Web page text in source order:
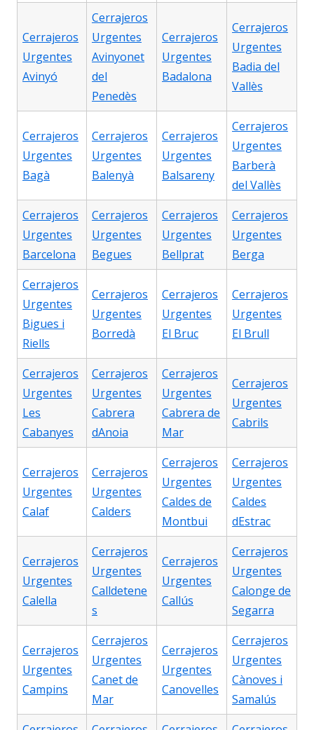
Cerrajeros
Urgentes
Avinyó
Cerrajeros
Urgentes
Avinyonet
del
Penedès
Cerrajeros
Urgentes
Badalona
Cerrajeros
Urgentes
Badia del
Vallès
Cerrajeros
Urgentes
Bagà
Cerrajeros
Urgentes
Balenyà
Cerrajeros
Urgentes
Balsareny
Cerrajeros
Urgentes
Barberà
del Vallès
Cerrajeros
Urgentes
Barcelona
Cerrajeros
Urgentes
Begues
Cerrajeros
Urgentes
Bellprat
Cerrajeros
Urgentes
Berga
Cerrajeros
Urgentes
Bigues i
Riells
Cerrajeros
Urgentes
Borredà
Cerrajeros
Urgentes
El Bruc
Cerrajeros
Urgentes
El Brull
Cerrajeros
Urgentes
Les
Cabanyes
Cerrajeros
Urgentes
Cabrera
dAnoia
Cerrajeros
Urgentes
Cabrera de
Mar
Cerrajeros
Urgentes
Cabrils
Cerrajeros
Urgentes
Calaf
Cerrajeros
Urgentes
Calders
Cerrajeros
Urgentes
Caldes de
Montbui
Cerrajeros
Urgentes
Caldes
dEstrac
Cerrajeros
Urgentes
Calella
Cerrajeros
Urgentes
Calldetene
s
Cerrajeros
Urgentes
Callús
Cerrajeros
Urgentes
Calonge de
Segarra
Cerrajeros
Urgentes
Campins
Cerrajeros
Urgentes
Canet de
Mar
Cerrajeros
Urgentes
Canovelles
Cerrajeros
Urgentes
Cànoves i
Samalús